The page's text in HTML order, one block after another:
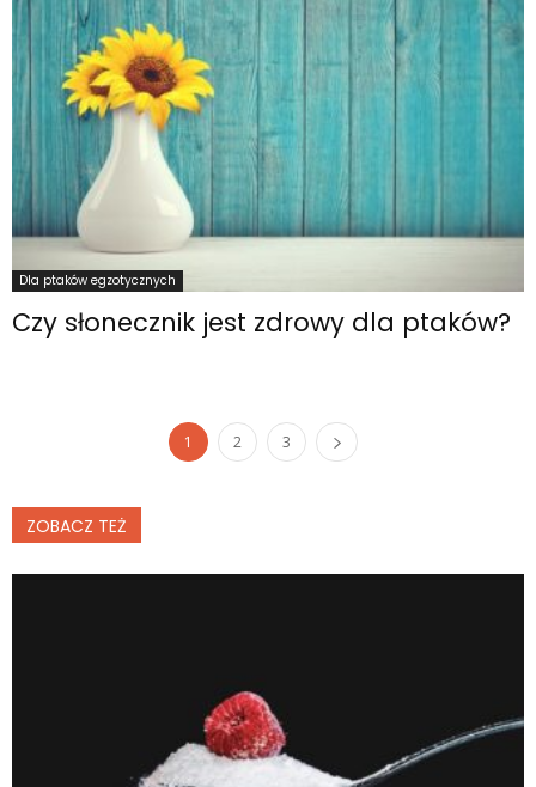
Dla ptaków egzotycznych
Czy słonecznik jest zdrowy dla ptaków?
1 2 3
ZOBACZ TEŻ